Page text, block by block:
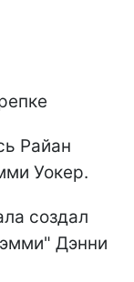
Райан
Уокер.
создал
Дэнни